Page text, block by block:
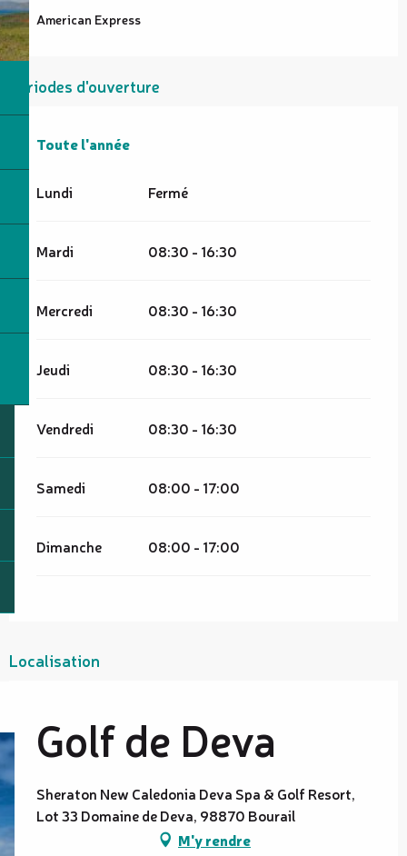
American Express
Périodes d'ouverture
Toute l'année
Toute l'année
Lundi Fermé
Mardi 08:30 - 16:30
Mercredi 08:30 - 16:30
Jeudi 08:30 - 16:30
Vendredi 08:30 - 16:30
Samedi 08:00 - 17:00
Dimanche 08:00 - 17:00
Localisation
Golf de Deva
Sheraton New Caledonia Deva Spa & Golf Resort,
Lot 33 Domaine de Deva, 98870 Bourail
M'y rendre